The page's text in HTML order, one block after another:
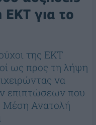
ΕΚΤ για το
της ΕΚΤ
ως προς τη λήψη
να
επιπτώσεων που
Μέση Ανατολή